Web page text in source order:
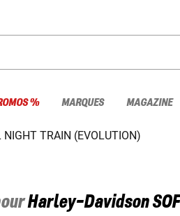
% MARQUES MAGAZINE
NIGHT TRAIN (EVOLUTION)
Harley-Davidson